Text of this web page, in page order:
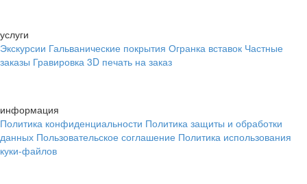
услуги
Экскурсии Гальванические покрытия Огранка вставок Частные
заказы Гравировка 3D печать на заказ
информация
Политика конфиденциальности Политика защиты и обработки
данных Пользовательское соглашение Политика использования
куки-файлов